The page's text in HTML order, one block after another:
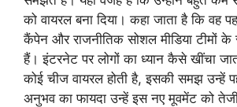
को वायरल बना दिया। कहा जाता है कि वह
कैंपेन और राजनीतिक सोशल मीडिया टीमों
हैं। इंटरनेट पर लोगों का ध्यान कैसे खींचा
कोई चीज वायरल होती है, इसकी समझ उन्हें
अनुभव का फायदा उन्हें इस नए मूवमेंट को